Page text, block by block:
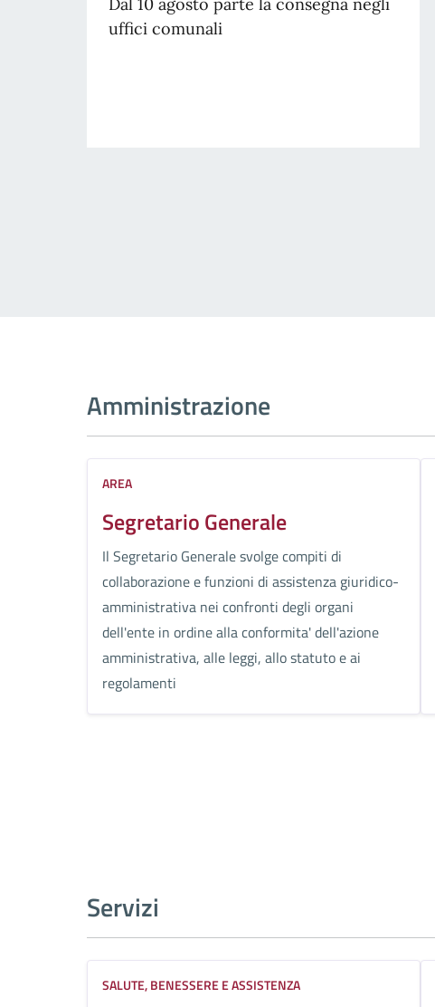
uffici comunali
Amministrazione
AREA
Segretario Generale
Il Segretario Generale svolge compiti di
collaborazione e funzioni di assistenza giuridico-
amministrativa nei confronti degli organi
dell'ente in ordine alla conformita' dell'azione
amministrativa, alle leggi, allo statuto e ai
regolamenti
Servizi
SALUTE, BENESSERE E ASSISTENZA